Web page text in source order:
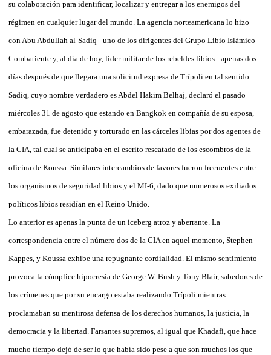
su colaboración para identificar, localizar y entregar a los enemigos del
régimen en cualquier lugar del mundo. La agencia norteamericana lo hizo
con Abu Abdullah al-Sadiq –uno de los dirigentes del Grupo Libio Islámico
Combatiente y, al día de hoy, líder militar de los rebeldes libios– apenas dos
días después de que llegara una solicitud expresa de Trípoli en tal sentido.
Sadiq, cuyo nombre verdadero es Abdel Hakim Belhaj, declaró el pasado
miércoles 31 de agosto que estando en Bangkok en compañía de su esposa,
embarazada, fue detenido y torturado en las cárceles libias por dos agentes de
la CIA, tal cual se anticipaba en el escrito rescatado de los escombros de la
oficina de Koussa. Similares intercambios de favores fueron frecuentes entre
los organismos de seguridad libios y el MI-6, dado que numerosos exiliados
políticos libios residían en el Reino Unido.
Lo anterior es apenas la punta de un iceberg atroz y aberrante. La
correspondencia entre el número dos de la CIA en aquel momento, Stephen
Kappes, y Koussa exhibe una repugnante cordialidad. El mismo sentimiento
provoca la cómplice hipocresía de George W. Bush y Tony Blair, sabedores de
los crímenes que por su encargo estaba realizando Trípoli mientras
proclamaban su mentirosa defensa de los derechos humanos, la justicia, la
democracia y la libertad. Farsantes supremos, al igual que Khadafi, que hace
mucho tiempo dejó de ser lo que había sido pese a que son muchos los que